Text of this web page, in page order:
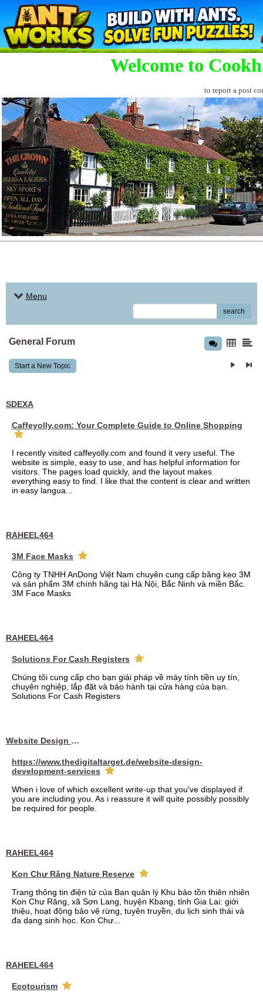
Welcome to
to report a post
Menu
search
General Forum
Start a New Topic
SDEXA
Caffeyolly.com: Your Complete Guide to Online Shopping
I recently visited caffeyolly.com and found it very useful. The
website is simple, easy to use, and has helpful information for
visitors. The pages load quickly, and the layout makes
everything easy to find. I like that the content is clear and written
in easy langua...
RAHEEL464
3M Face Masks
Công ty TNHH AnDong Việt Nam chuyên cung cấp băng keo 3M
và sản phẩm 3M chính hãng tại Hà Nội, Bắc Ninh và miền Bắc.
3M Face Masks
RAHEEL464
Solutions For Cash Registers
Chúng tôi cung cấp cho bạn giải pháp về máy tính tiền uy tín,
chuyên nghiệp, lắp đặt và bảo hành tại cửa hàng của bạn.
Solutions For Cash Registers
Website Design Services berin
https://www.thedigitaltarget.de/website-design-
development-services
When i love of which excellent write-up that you've displayed if
you are including you. As i reassure it will quite possibly possibly
be required for people.
RAHEEL464
Kon Chư Răng Nature Reserve
Trang thông tin điện tử của Ban quản lý Khu bảo tồn thiên nhiên
Kon Chư Răng, xã Sơn Lang, huyện Kbang, tỉnh Gia Lai: giới
thiệu, hoạt động bảo vệ rừng, tuyên truyền, du lịch sinh thái và
đa dạng sinh học. Kon Chư...
RAHEEL464
Ecotourism